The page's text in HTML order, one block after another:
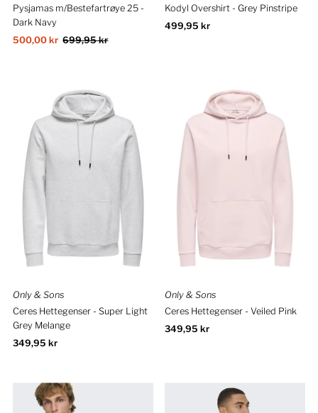
Pysjamas m/Bestefartrøye 25 -
Dark Navy
Salgspris
500,00 kr Ordinær
699,95 kr
Kodyl Overshirt - Grey Pinstripe
Ordinær
499,95 kr
Only & Sons
Ceres Hettegenser - Super Light
Grey Melange
Ordinær
349,95 kr
Only & Sons
Ceres Hettegenser - Veiled Pink
Ordinær
349,95 kr